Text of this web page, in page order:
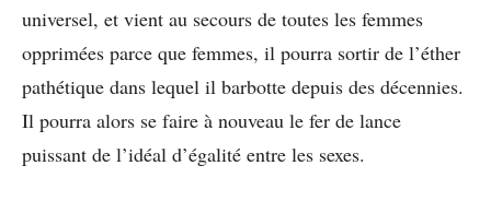
universel, et vient au secours de toutes les femmes
opprimées parce que femmes, il pourra sortir de l’éther
pathétique dans lequel il barbotte depuis des décennies.
Il pourra alors se faire à nouveau le fer de lance
puissant de l’idéal d’égalité entre les sexes.